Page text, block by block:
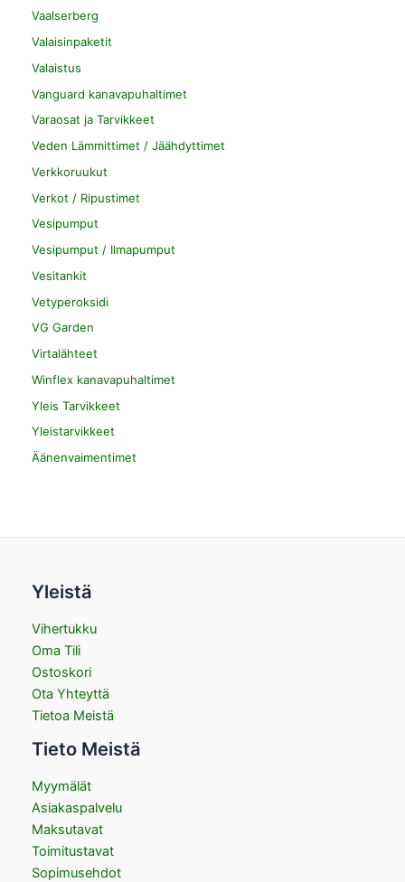
Vaalserberg
Valaisinpaketit
Valaistus
Vanguard kanavapuhaltimet
Varaosat ja Tarvikkeet
Veden Lämmittimet / Jäähdyttimet
Verkkoruukut
Verkot / Ripustimet
Vesipumput
Vesipumput / Ilmapumput
Vesitankit
Vetyperoksidi
VG Garden
Virtalähteet
Winflex kanavapuhaltimet
Yleis Tarvikkeet
Yleistarvikkeet
Äänenvaimentimet
Yleistä
Vihertukku
Oma Tili
Ostoskori
Ota Yhteyttä
Tietoa Meistä
Tieto Meistä
Myymälät
Asiakaspalvelu
Maksutavat
Toimitustavat
Sopimusehdot